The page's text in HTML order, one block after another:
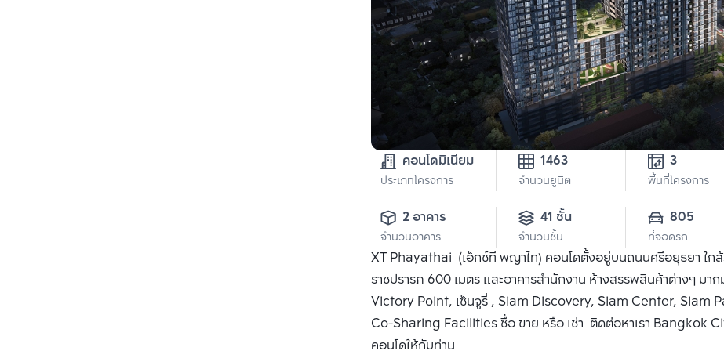
คอนโดมิเนียม
ประเภทโครงการ
1463
จำนวนยูนิต
3
พื้นที่โครงการ
2 อาคาร
จำนวนอาคาร
41 ชั้น
จำนวนชั้น
805
ที่จอดรถ
XT Phayathai (เอ็กซ์ที พญาไท) คอนโดตั้งอยู่บนถนนศรีอยุธยา ใก
ราชปรารภ 600 เมตร และอาคารสำนักงาน ห้างสรรพสินค้าต่างๆ
Victory Point, เซ็นจูรี่ , Siam Discovery, Siam Center, Siam
Co-Sharing Facilities ซื้อ ขาย หรือ เช่า ติดต่อหาเรา Bangkok
คอนโดให้กับท่าน